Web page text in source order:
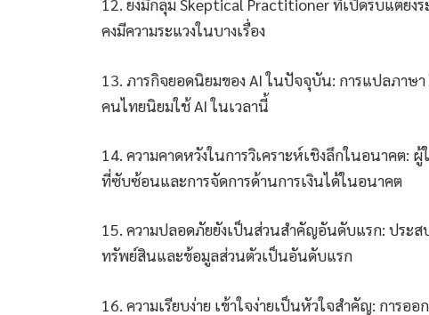
12. ยังมีกลุ่ม Skeptical Practitioner ที่เปิดรับแต่ยัง
คงมีความระแวงในบางเรื่อง
13. ภารกิจยอดนิยมของ AI ในปัจจุบัน: การแปลภาษ
คนไทยนิยมใช้ AI ในเวลานี้
14. ความคาดหวังในการวิเคราะห์เชิงลึกในอนาคต:
ที่ซับซ้อนและการจัดการด้านการเงินได้ในอนาคต
15. ความปลอดภัยยังเป็นส่วนสำคัญอันดับแรก: ประ
ทรัพย์สินและข้อมูลส่วนตัวเป็นอันดับแรก
16. ความเรียบง่าย เข้าใจง่ายเป็นหัวใจสำคัญ: การ